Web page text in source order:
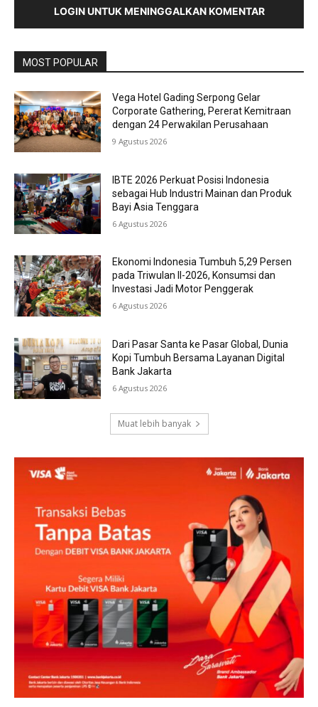
LOGIN UNTUK MENINGGALKAN KOMENTAR
MOST POPULAR
Vega Hotel Gading Serpong Gelar
Corporate Gathering, Pererat Kemitraan
dengan 24 Perwakilan Perusahaan
9 Agustus 2026
IBTE 2026 Perkuat Posisi Indonesia
sebagai Hub Industri Mainan dan Produk
Bayi Asia Tenggara
6 Agustus 2026
Ekonomi Indonesia Tumbuh 5,29 Persen
pada Triwulan II-2026, Konsumsi dan
Investasi Jadi Motor Penggerak
6 Agustus 2026
Dari Pasar Santa ke Pasar Global, Dunia
Kopi Tumbuh Bersama Layanan Digital
Bank Jakarta
6 Agustus 2026
Muat lebih banyak